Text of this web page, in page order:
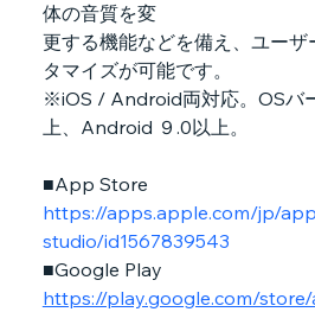
体の音質を変
更する機能などを備え、ユーザ
タマイズが可能です。
※iOS / Android両対応。OSバ
上、Android ９.0以上。
■App Store
https://apps.apple.com/jp/
studio/id1567839543
■Google Play
https://play.google.com/